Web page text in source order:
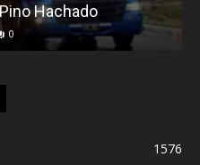
Hachado
0
1576